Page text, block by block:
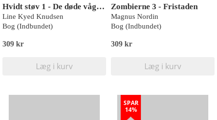
Hvidt støv 1 - De døde vågner
Line Kyed Knudsen
Bog (Indbundet)
309 kr
Læg i kurv
Zombierne 3 - Fristaden
Magnus Nordin
Bog (Indbundet)
309 kr
Læg i kurv
SPAR
14%